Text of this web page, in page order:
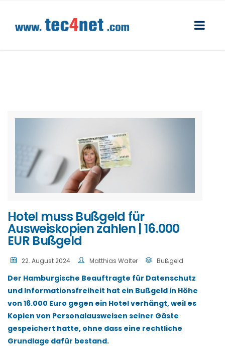
Hotel muss Bußgeld für
Ausweiskopien zahlen | 16.000
EUR Bußgeld
22. August 2024 Matthias Walter Bußgeld
Der Hamburgische Beauftragte für Datenschutz
und Informationsfreiheit hat ein Bußgeld in Höhe
von 16.000 Euro gegen ein Hotel verhängt, weil es
Kopien von Personalausweisen seiner Gäste
gespeichert hatte, ohne dass eine rechtliche
Grundlage dafür bestand.